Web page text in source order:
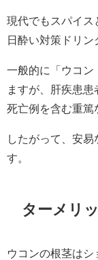
現代でもスパイス
日酔い対策ドリン
一般的に「ウコン
ますが、肝疾患
死亡例を含む重篤
したがって、安
す。
ターメリ
ウコンの根茎は